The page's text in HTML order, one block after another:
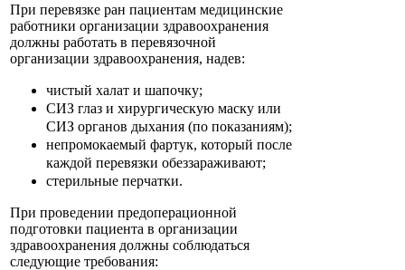
При перевязке ран пациентам медицинские
работники организации здравоохранения
должны работать в перевязочной
организации здравоохранения, надев:
чистый халат и шапочку;
СИЗ глаз и хирургическую маску или
СИЗ органов дыхания (по показаниям);
непромокаемый фартук, который после
каждой перевязки обеззараживают;
стерильные перчатки.
При проведении предоперационной
подготовки пациента в организации
здравоохранения должны соблюдаться
следующие требования: